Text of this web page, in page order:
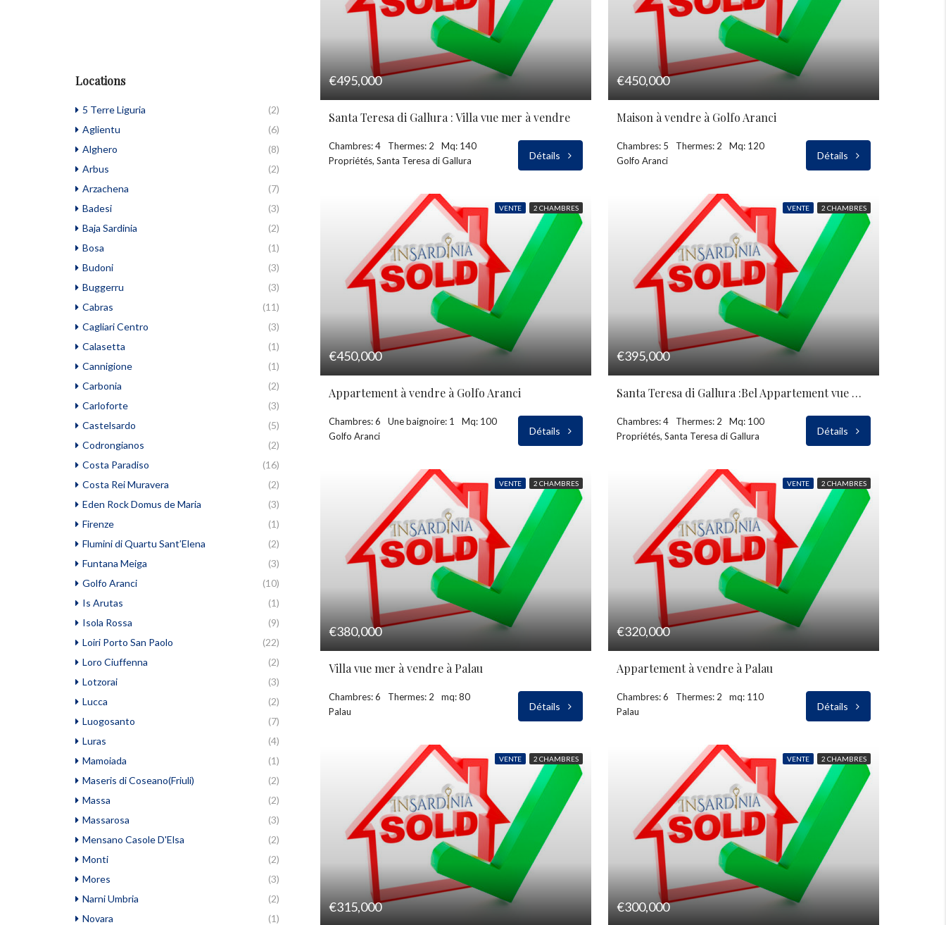
€495,000
Santa Teresa di Gallura : Villa vue mer à vendre
Chambres: 4 Thermes: 2
Mq: 140
Propriétés, Santa Teresa di Gallura
Détails
€450,000
Maison à vendre à Golfo Aranci
Chambres: 5 Thermes: 2
Mq: 120
Golfo Aranci
Détails
VENTE 2 CHAMBRES
€450,000
Appartement à vendre à Golfo Aranci
Chambres: 6 Une baignoire: 1
Mq: 100
Golfo Aranci
Détails
VENTE 2 CHAMBRES
€395,000
Santa Teresa di Gallura :Bel Appartement vue mer à vendre
Chambres: 4 Thermes: 2
Mq: 100
Propriétés, Santa Teresa di Gallura
Détails
VENTE 2 CHAMBRES
€380,000
Villa vue mer à vendre à Palau
Chambres: 6 Thermes: 2
mq: 80
Palau
Détails
VENTE 2 CHAMBRES
€320,000
Appartement à vendre à Palau
Chambres: 6 Thermes: 2
mq: 110
Palau
Détails
VENTE 2 CHAMBRES
€315,000
VENTE 2 CHAMBRES
€300,000
Locations
5 Terre Liguria
(2)
Aglientu
(6)
Alghero
(8)
Arbus
(2)
Arzachena
(7)
Badesi
(3)
Baja Sardinia
(2)
Bosa
(1)
Budoni
(3)
Buggerru
(3)
Cabras
(11)
Cagliari Centro
(3)
Calasetta
(1)
Cannigione
(1)
Carbonia
(2)
Carloforte
(3)
Castelsardo
(5)
Codrongianos
(2)
Costa Paradiso
(16)
Costa Rei Muravera
(2)
Eden Rock Domus de Maria
(3)
Firenze
(1)
Flumini di Quartu Sant’Elena
(2)
Funtana Meiga
(3)
Golfo Aranci
(10)
Is Arutas
(1)
Isola Rossa
(9)
Loiri Porto San Paolo
(22)
Loro Ciuffenna
(2)
Lotzorai
(3)
Lucca
(2)
Luogosanto
(7)
Luras
(4)
Mamoiada
(1)
Maseris di Coseano(Friuli)
(2)
Massa
(2)
Massarosa
(3)
Mensano Casole D'Elsa
(2)
Monti
(2)
Mores
(3)
Narni Umbria
(2)
Novara
(1)